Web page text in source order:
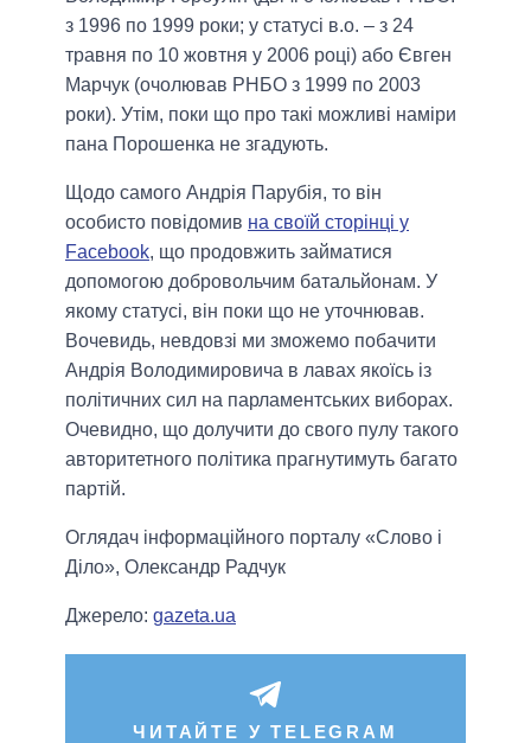
з 1996 по 1999 роки; у статусі в.о. – з 24
травня по 10 жовтня у 2006 році) або Євген
Марчук (очолював РНБО з 1999 по 2003
роки). Утім, поки що про такі можливі наміри
пана Порошенка не згадують.
Щодо самого Андрія Парубія, то він
особисто повідомив на своїй сторінці у
Facebook, що продовжить займатися
допомогою добровольчим батальйонам. У
якому статусі, він поки що не уточнював.
Вочевидь, невдовзі ми зможемо побачити
Андрія Володимировича в лавах якоїсь із
політичних сил на парламентських виборах.
Очевидно, що долучити до свого пулу такого
авторитетного політика прагнутимуть багато
партій.
Оглядач інформаційного порталу «Слово і
Діло», Олександр Радчук
Джерело: gazeta.ua
ЧИТАЙТЕ У TELEGRAM